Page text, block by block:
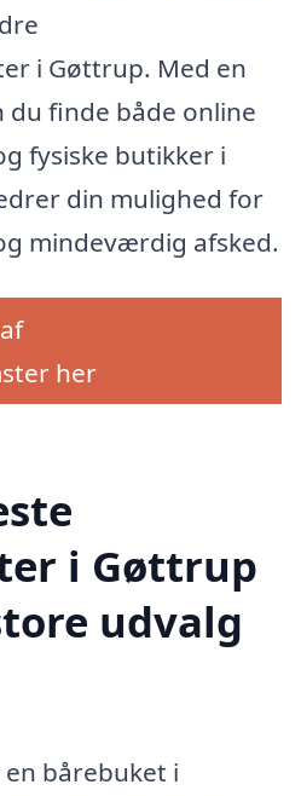
i Gøttrup. Med en
du finde både online
fysiske butikker i
din mulighed for
mindeværdig afsked.
her
i Gøttrup
udvalg
bårebuket i